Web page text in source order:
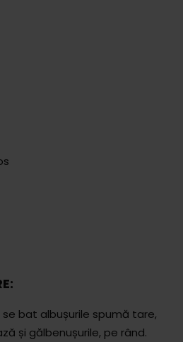
se bat albușurile spumă tare,
și gălbenușurile, pe rând.